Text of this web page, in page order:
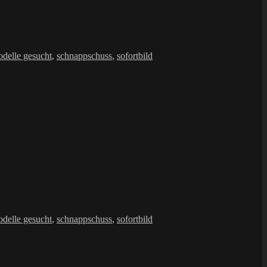
gesucht, schnappschuss, sofortbild
gesucht, schnappschuss, sofortbild